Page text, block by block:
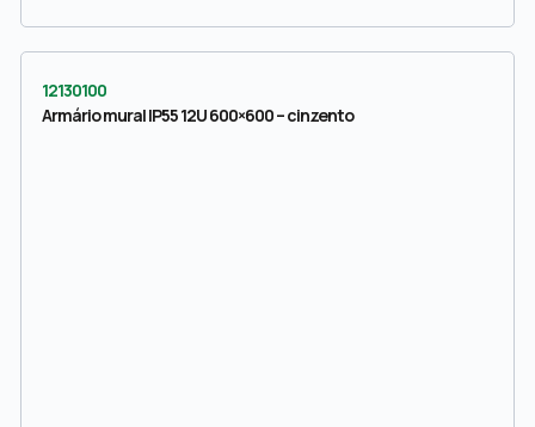
12130100
Armário mural IP55 12U 600×600 – cinzento